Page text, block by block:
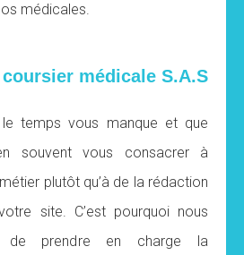
médicales.
médicale S.A.S
temps vous manque et que
souvent vous consacrer à
plutôt qu’à de la rédaction
site. C’est pourquoi nous
de prendre en charge la